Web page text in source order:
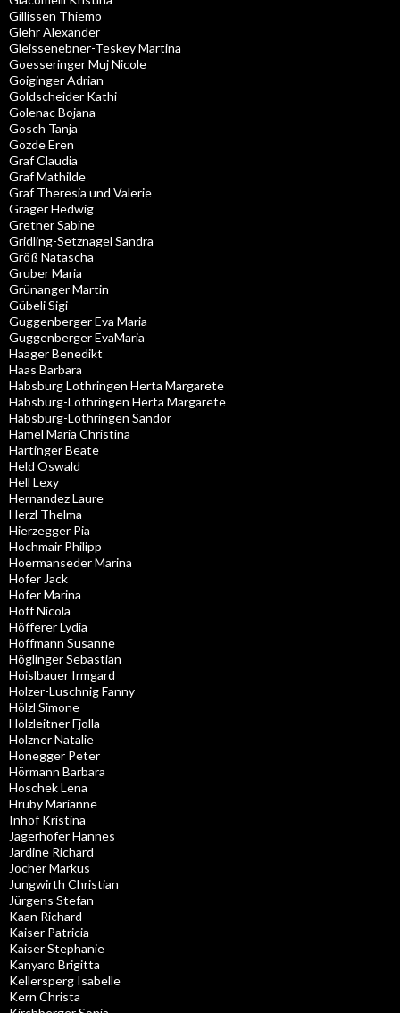
Gillissen Thiemo
Glehr Alexander
Gleissenebner-Teskey Martina
Goesseringer Muj Nicole
Goiginger Adrian
Goldscheider Kathi
Golenac Bojana
Gosch Tanja
Gozde Eren
Graf Claudia
Graf Mathilde
Graf Theresia und Valerie
Grager Hedwig
Gretner Sabine
Gridling-Setznagel Sandra
Größ Natascha
Gruber Maria
Grünanger Martin
Gübeli Sigi
Guggenberger Eva Maria
Guggenberger EvaMaria
Haager Benedikt
Haas Barbara
Habsburg Lothringen Herta Margarete
Habsburg-Lothringen Herta Margarete
Habsburg-Lothringen Sandor
Hamel Maria Christina
Hartinger Beate
Held Oswald
Hell Lexy
Hernandez Laure
Herzl Thelma
Hierzegger Pia
Hochmair Philipp
Hoermanseder Marina
Hofer Jack
Hofer Marina
Hoff Nicola
Höfferer Lydia
Hoffmann Susanne
Höglinger Sebastian
Hoislbauer Irmgard
Holzer-Luschnig Fanny
Hölzl Simone
Holzleitner Fjolla
Holzner Natalie
Honegger Peter
Hörmann Barbara
Hoschek Lena
Hruby Marianne
Inhof Kristina
Jagerhofer Hannes
Jardine Richard
Jocher Markus
Jungwirth Christian
Jürgens Stefan
Kaan Richard
Kaiser Patricia
Kaiser Stephanie
Kanyaro Brigitta
Kellersperg Isabelle
Kern Christa